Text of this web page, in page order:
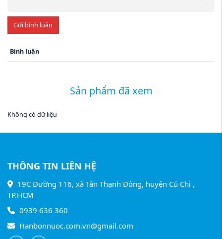
Gửi bình luận
Bình luận
Sản phẩm đã xem
Không có dữ liệu
THÔNG TIN LIÊN HỆ
19C Đường 116, xã Tân Thạnh Đông, huyện Củ Chi ,
TP.HCM
0939 636 360
Hanbonnuoc.com.vn@gmail.com